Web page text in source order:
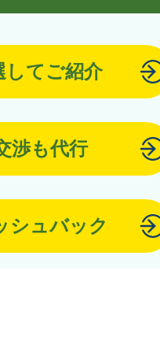
してご紹介
渉も代行
シュバック